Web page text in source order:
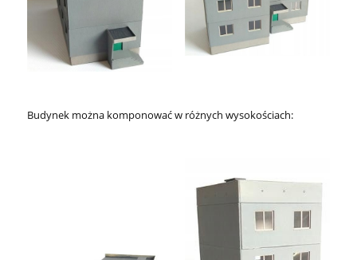
Budynek można komponować w różnych wysokościach: